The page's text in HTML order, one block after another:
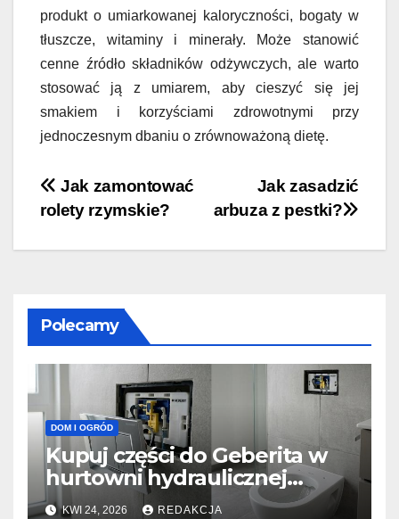
produkt o umiarkowanej kaloryczności, bogaty w
tłuszcze, witaminy i minerały. Może stanowić
cenne źródło składników odżywczych, ale warto
stosować ją z umiarem, aby cieszyć się jej
smakiem i korzyściami zdrowotnymi przy
jednoczesnym dbaniu o zrównoważoną dietę.
Nawigacja
wpisu
Jak zasadzić
arbuza z pestki?
Jak zamontować
rolety rzymskie?
Polecamy
DOM I OGRÓD
Kupuj części do Geberita w
hurtowni hydraulicznej
PROTERM
KWI 24, 2026 REDAKCJA